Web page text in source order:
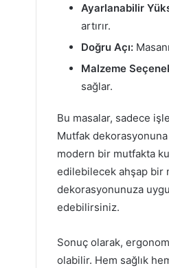
Ayarlanabilir
artırır.
Doğru Açı:
Malzeme
sağlar.
Bu masalar, sadece
Mutfak
modern bir mutfakta
edilebilecek ahşap bir
dekorasyonunuza
edebilirsiniz.
Sonuç olarak,
olabilir. Hem sağlık